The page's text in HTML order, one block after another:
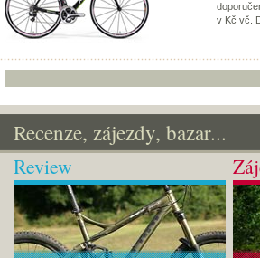
v Kč vč.
Recenze, zájezdy, bazar...
Review